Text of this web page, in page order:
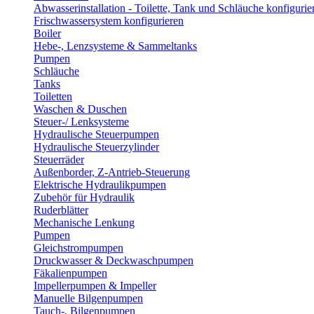
Abwasserinstallation - Toilette, Tank und Schläuche
Frischwassersystem konfigurieren
Boiler
Hebe-, Lenzsysteme & Sammeltanks
Pumpen
Schläuche
Tanks
Toiletten
Waschen & Duschen
Steuer-/ Lenksysteme
Hydraulische Steuerpumpen
Hydraulische Steuerzylinder
Steuerräder
Außenborder, Z-Antrieb-Steuerung
Elektrische Hydraulikpumpen
Zubehör für Hydraulik
Ruderblätter
Mechanische Lenkung
Pumpen
Gleichstrompumpen
Druckwasser & Deckwaschpumpen
Fäkalienpumpen
Impellerpumpen & Impeller
Manuelle Bilgenpumpen
Tauch-, Bilgenpumpen